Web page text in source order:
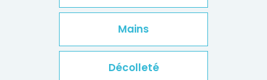
Mains
Décolleté